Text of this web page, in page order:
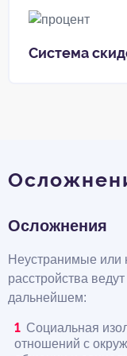
Система
Осложнения
Неустранимые или
расстройства
дальнейшем:
Социальная
отношений с